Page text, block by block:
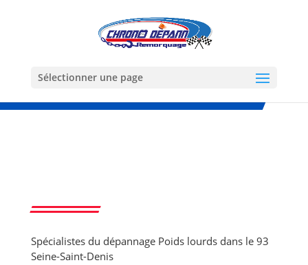
Sélectionner une page
Spécialistes du dépannage Poids lourds dans le 93
Seine-Saint-Denis